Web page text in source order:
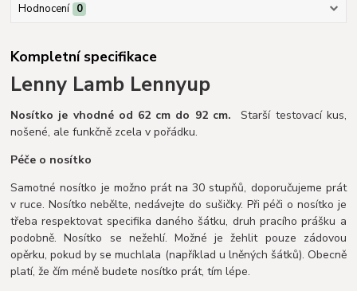
Hodnocení 0
Kompletní specifikace
Lenny Lamb Lennyup
Nosítko je vhodné od 62 cm do 92 cm. Starší testovací kus,
nošené, ale funkčně zcela v pořádku.
Péče o nosítko
Samotné nosítko je možno prát na 30 stupňů, doporučujeme prát
v ruce. Nosítko nebělte, nedávejte do sušičky. Při péči o nosítko je
třeba respektovat specifika daného šátku, druh pracího prášku a
podobně. Nosítko se nežehlí. Možné je žehlit pouze zádovou
opěrku, pokud by se muchlala (například u lněných šátků). Obecně
platí, že čím méně budete nosítko prát, tím lépe.